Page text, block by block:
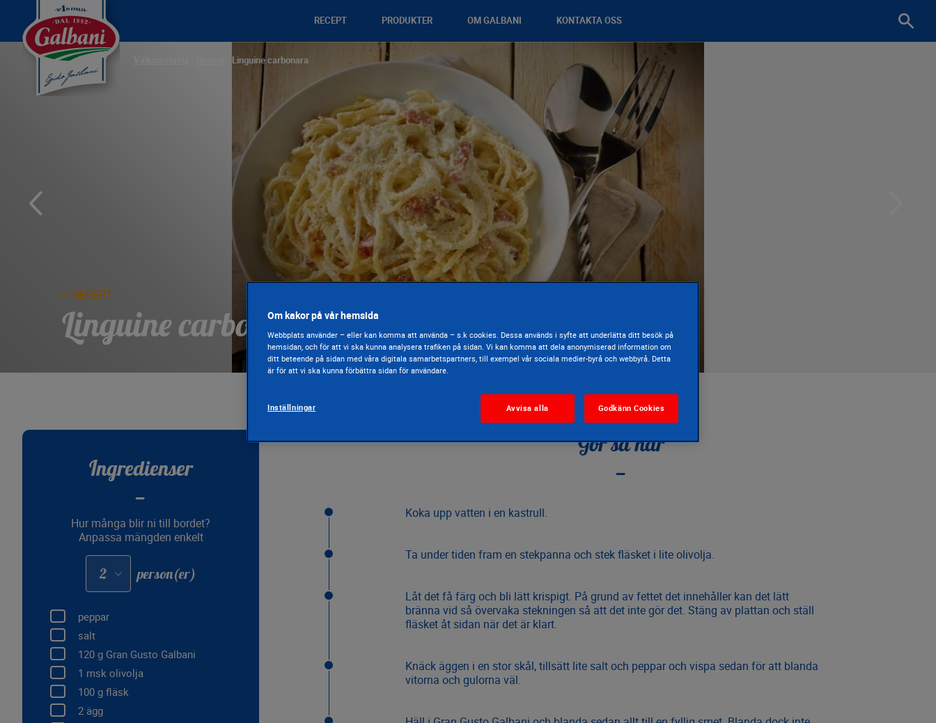
RECEPT PRODUKTER OM GALBANI KONTAKTA OSS
une
RECEPT
Linguine carbonara
Linguine carbonara
Ingredienser
Hur många blir ni till bordet?
Anpassa mängden enkelt
Adapter
les
quantités
person(er)
peppar
salt
120 g Gran Gusto Galbani
1 msk olivolja
100 g fläsk
2 ägg
Gör så här
Koka upp vatten i en kastrull.
Ta under tiden fram en stekpanna och stek fläsket i lite olivolja.
Låt det få färg och bli lätt krispigt. På grund av fettet det innehåller kan det lätt
bränna vid så övervaka stekningen så att det inte gör det. Stäng av plattan och ställ
fläsket åt sidan när det är klart.
Knäck äggen i en stor skål, tillsätt lite salt och peppar och vispa sedan för att blanda
vitorna och gulorna väl.
Om kakor på vår hemsida
Webbplats använder – eller kan komma att använda – s.k cookies. Dessa används i syfte att underlätta ditt besök på
hemsidan, och för att vi ska kunna analysera trafiken på sidan. Vi kan komma att dela anonymiserad information om
ditt beteende på sidan med våra digitala samarbetspartners, till exempel vår sociala medier-byrå och webbyrå. Detta
är för att vi ska kunna förbättra sidan för användare.
Avvisa alla Godkänn Cookies
Inställningar